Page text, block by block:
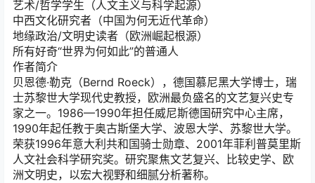
艺术/哲学学生（人文主义与科学起源）
中西文化研究者（中国为何无近代革命）
地缘政治/文明史读者（欧洲崛起根源）
所有好奇“世界为何如此”的普通人
作者简介
贝恩德·勒克（Bernd Roeck），德国慕尼黑大学博士，瑞
士苏黎世大学现代史教授，欧洲最负盛名的文艺复兴史专
家之一。1986—1990年担任威尼斯德国研究中心主席，
1990年起任教于奥古斯堡大学、波恩大学、苏黎世大学。
荣获1996年意大利共和国骑士勋章、2001年菲利普莫里斯
人文社会科学研究奖。研究聚焦文艺复兴、比较史学、欧
洲文明史，以宏大视野和细腻分析著称。